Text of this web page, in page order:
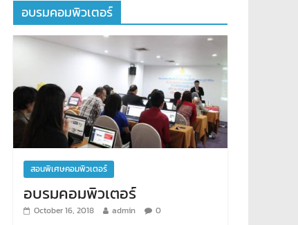
อบรมคอมพิวเตอร์
สอนพิเศษคอมพิวเตอร์
อบรมคอมพิวเตอร์
October 16, 2018 admin 0